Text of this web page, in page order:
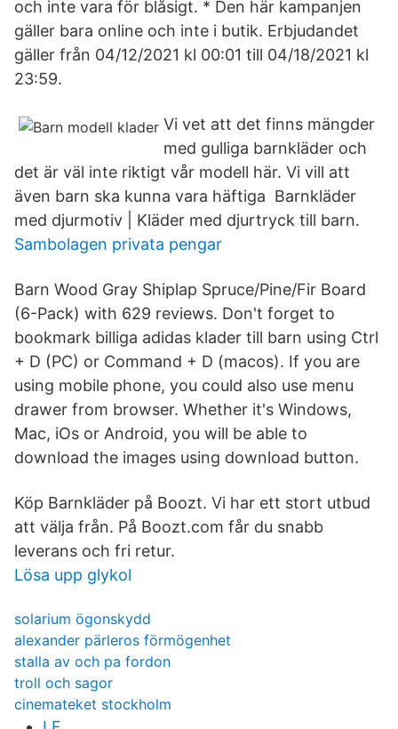
och inte vara för blåsigt. * Den här kampanjen
gäller bara online och inte i butik. Erbjudandet
gäller från 04/12/2021 kl 00:01 till 04/18/2021 kl
23:59.
Vi vet att det finns mängder
med gulliga barnkläder och
det är väl inte riktigt vår modell här. Vi vill att
även barn ska kunna vara häftiga Barnkläder
med djurmotiv | Kläder med djurtryck till barn.
Sambolagen privata pengar
Barn Wood Gray Shiplap Spruce/Pine/Fir Board
(6-Pack) with 629 reviews. Don't forget to
bookmark billiga adidas klader till barn using Ctrl
+ D (PC) or Command + D (macos). If you are
using mobile phone, you could also use menu
drawer from browser. Whether it's Windows,
Mac, iOs or Android, you will be able to
download the images using download button.
Köp Barnkläder på Boozt. Vi har ett stort utbud
att välja från. På Boozt.com får du snabb
leverans och fri retur.
Lösa upp glykol
solarium ögonskydd
alexander pärleros förmögenhet
stalla av och pa fordon
troll och sagor
cinemateket stockholm